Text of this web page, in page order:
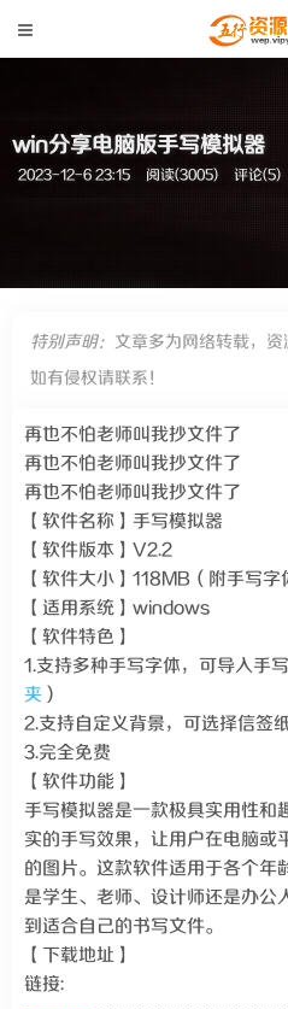
win分享电脑版手写模拟器
2023-12-6 23:15 阅读(3005) 评论(5)
特别声明： 文章多为网络转载，资
如有侵权请联系！
再也不怕老师叫我抄文件了
再也不怕老师叫我抄文件了
再也不怕老师叫我抄文件了
【软件名称】手写模拟器
【软件版本】V2.2
【软件大小】118MB（附手写字
【适用系统】windows
【软件特色】
1.支持多种手写字体，可导入手
夹 ）
2.支持自定义背景，可选择信签
3.完全免费
【软件功能】
手写模拟器是一款极具实用性和
实的手写效果，让用户在电脑或
的图片。这款软件适用于各个年
是学生、老师、设计师还是办公
到适合自己的书写文件。
【下载地址】
链接: